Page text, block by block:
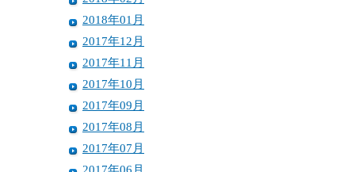
2018年01月
2017年12月
2017年11月
2017年10月
2017年09月
2017年08月
2017年07月
2017年06月